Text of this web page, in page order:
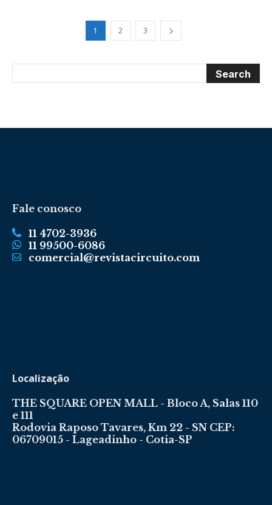
1 2 3
Fale conosco
11 4702-3936
11 99500-6086
comercial@revistacircuito.com
Localização
THE SQUARE OPEN MALL - Bloco A, Salas 110
e 111
Rodovia Raposo Tavares, Km 22 - SN CEP:
06709015 - Lageadinho - Cotia-SP